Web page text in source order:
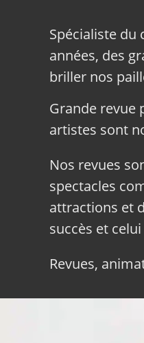
Spécialiste du
années, des
briller nos
Grande revue
artistes sont
Nos revues
spectacles
attractions et
succès et
Revues,